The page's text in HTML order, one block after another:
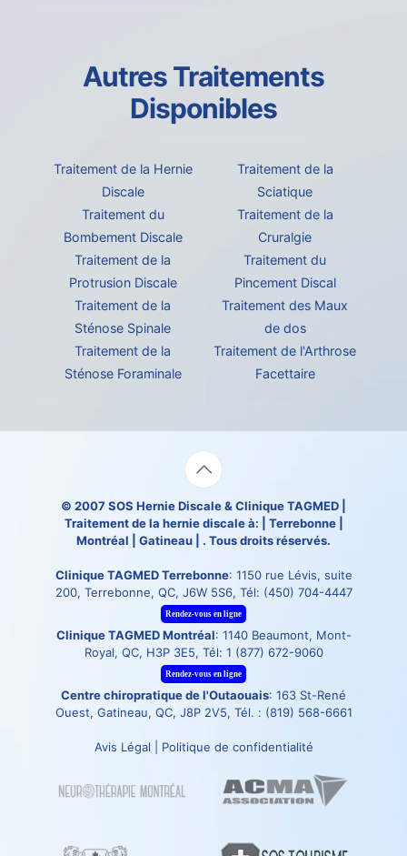
Autres Traitements
Disponibles
Traitement de la Hernie
Discale
Traitement du
Bombement Discale
Traitement de la
Protrusion Discale
Traitement de la
Sténose Spinale
Traitement de la
Sténose Foraminale
Traitement de la
Sciatique
Traitement de la
Cruralgie
Traitement du
Pincement Discal
Traitement des Maux
de dos
Traitement de l'Arthrose
Facettaire
© 2007SOS Hernie Discale& Clinique TAGMED
Traitement de la hernie discale à: | Terrebonne |
Montréal | Gatineau | . Tous droits réservés.
Clinique TAGMED Terrebonne: 1150 rue Lévis, suite
200, Terrebonne, QC, J6W 5S6, Tél: (450) 704-4447
Rendez-vous en ligne
Clinique TAGMED Montréal: 1140 Beaumont, Mont-
Royal, QC, H3P 3E5, Tél: 1 (877) 672-9060
Rendez-vous en ligne
Centre chiropratique de l'Outaouais: 163 St-René
Ouest, Gatineau, QC, J8P 2V5, Tél. : (819) 568-6661
Avis Légal Politique de confidentialité